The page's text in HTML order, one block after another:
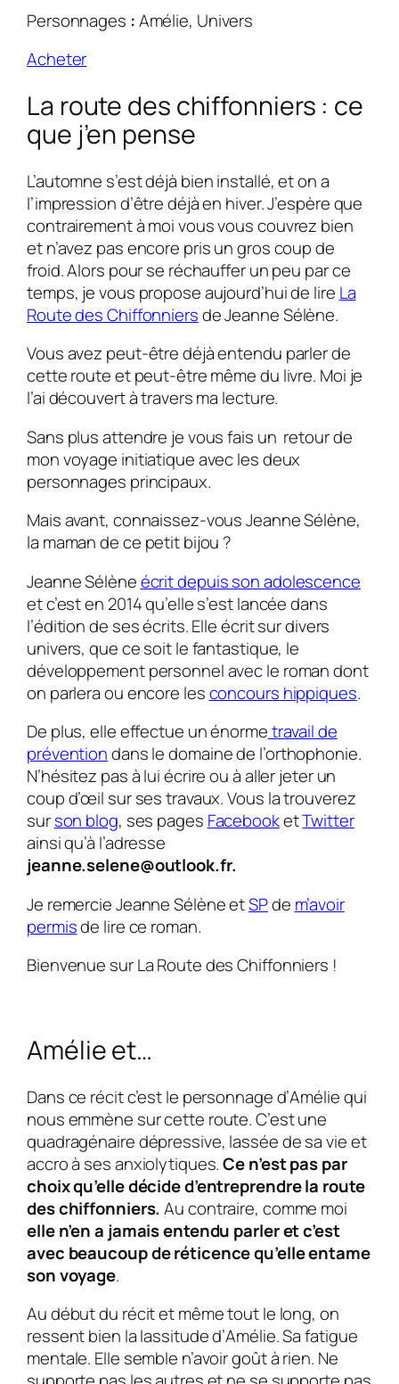
Personnages :Amélie, Univers
Acheter
La route des chiffonniers : ce
que j’en pense
L’automne s’est déjà bien installé, et on a
l’impression d’être déjà en hiver. J’espère que
contrairement à moi vous vous couvrez bien
et n’avez pas encore pris un gros coup de
froid. Alors pour se réchauffer un peu par ce
temps, je vous propose aujourd’hui de lire La
Route des Chiffonniersde Jeanne Sélène.
Vous avez peut-être déjà entendu parler de
cette route et peut-être même du livre. Moi je
l’ai découvert à travers ma lecture.
Sans plus attendre je vous fais un retour de
mon voyage initiatique avec les deux
personnages principaux.
Mais avant, connaissez-vous Jeanne Sélène,
la maman de ce petit bijou ?
Jeanne Sélèneécrit depuis son adolescence
et c’est en 2014 qu’elle s’est lancée dans
l’édition de ses écrits. Elle écrit sur divers
univers, que ce soit le fantastique, le
développement personnel avec le roman dont
on parlera ou encore lesconcours hippiques.
De plus, elle effectue un énormetravail de
préventiondans le domaine de l’orthophonie.
N’hésitez pas à lui écrire ou à aller jeter un
coup d’œil sur ses travaux. Vous la trouverez
surson blog, ses pages FacebooketTwitter
ainsi qu’à l’adresse
jeanne.selene@outlook.fr.
Je remercie Jeanne Sélène etSPde m’avoir
permisde lire ce roman.
Bienvenue sur La Route des Chiffonniers !
Amélie et…
Dans ce récit c’est le personnage d’Améliequi
nous emmène sur cette route. C’est une
quadragénaire dépressive, lassée de sa vie et
accro à ses anxiolytiques.Ce n’est pas par
choix qu’elle décide d’entreprendre la route
des chiffonniers.Au contraire, comme moi
elle n’en a jamais entendu parler et c’est
avec beaucoup de réticence qu’elle entame
son voyage.
Au début du récit et même tout le long, on
ressent bien la lassitude d’Amélie. Sa fatigue
mentale. Elle semble n’avoir goût à rien. Ne